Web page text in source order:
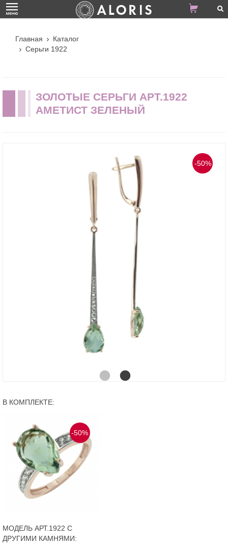
Главная
Каталог
Серьги 1922
ЗОЛОТЫЕ СЕРЬГИ АРТ.1922
АМЕТИСТ ЗЕЛЕНЫЙ
-50%
В КОМПЛЕКТЕ:
-50%
МОДЕЛЬ АРТ.1922 С
ДРУГИМИ КАМНЯМИ: